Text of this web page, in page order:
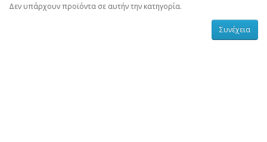
Δεν υπάρχουν προϊόντα σε αυτήν την κατηγορία.
Συνέχεια